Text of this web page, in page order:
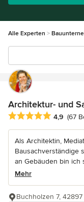
Alle Experten
Architektur- und
Durchschnittliche
4,9 (67
Als Architektin,
Bausachverständige
an Gebäuden bin ich
Mehr
Buchholzen 7,